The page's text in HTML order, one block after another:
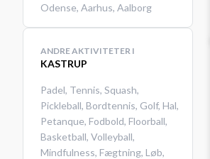
Odense, Aarhus, Aalborg
ANDRE AKTIVITETER I
KASTRUP
Padel, Tennis, Squash,
Pickleball, Bordtennis, Golf, Hal,
Petanque, Fodbold, Floorball,
Basketball, Volleyball,
Mindfulness, Fægtning, Løb,